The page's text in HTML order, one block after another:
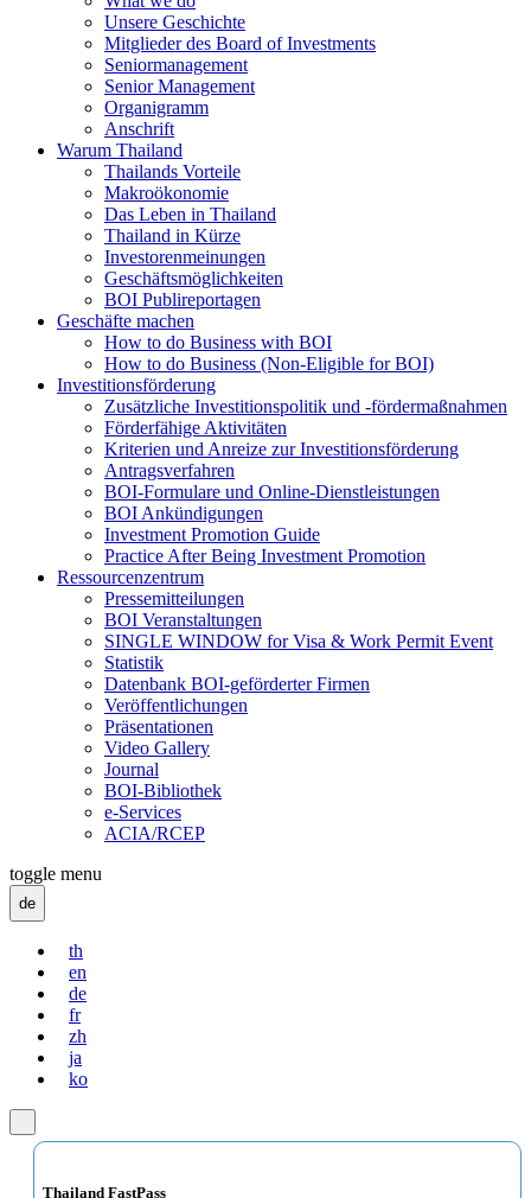
Unsere Geschichte
Mitglieder des Board of Investments
Seniormanagement
Senior Management
Organigramm
Anschrift
Warum Thailand
Thailands Vorteile
Makroökonomie
Das Leben in Thailand
Thailand in Kürze
Investorenmeinungen
Geschäftsmöglichkeiten
BOI Publireportagen
Geschäfte machen
How to do Business with BOI
How to do Business (Non-Eligible for BOI)
Investitionsförderung
Zusätzliche Investitionspolitik und -fördermaßnahmen
Förderfähige Aktivitäten
Kriterien und Anreize zur Investitionsförderung
Antragsverfahren
BOI-Formulare und Online-Dienstleistungen
BOI Ankündigungen
Investment Promotion Guide
Practice After Being Investment Promotion
Ressourcenzentrum
Pressemitteilungen
BOI Veranstaltungen
SINGLE WINDOW for Visa & Work Permit Event
Statistik
Datenbank BOI-geförderter Firmen
Veröffentlichungen
Präsentationen
Video Gallery
Journal
BOI-Bibliothek
e-Services
ACIA/RCEP
toggle menu
de
th
en
de
fr
zh
ja
ko
Thailand FastPass